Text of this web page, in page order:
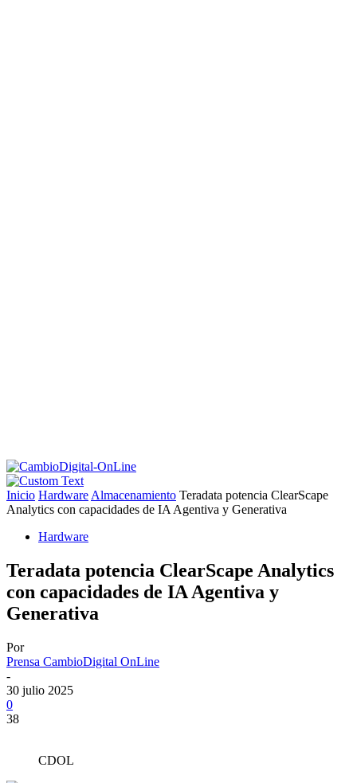
Inicio Hardware Almacenamiento Teradata potencia ClearScape
Analytics con capacidades de IA Agentiva y Generativa
Hardware
Teradata potencia ClearScape Analytics
con capacidades de IA Agentiva y
Generativa
Por
Prensa CambioDigital OnLine
-
30 julio 2025
0
38
CDOL